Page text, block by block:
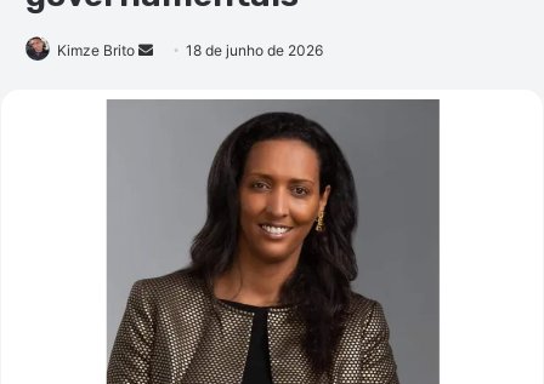
Kimze Brito
Mande18 de junho de 2026